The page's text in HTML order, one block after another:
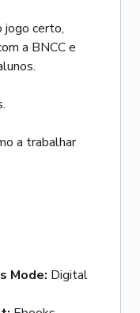
jogo certo,
a BNCC e
a trabalhar
Mode: Digital